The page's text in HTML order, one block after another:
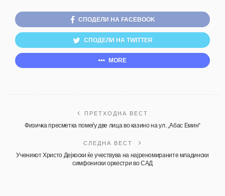
СПОДЕЛИ НА FACEBOOK
СПОДЕЛИ НА TWITTER
MORE
ПРЕТХОДНА ВЕСТ
Физичка пресметка помеѓу две лица во казино на ул. „Абас Емин“
СЛЕДНА ВЕСТ
Ученикот Христо Дејкоски ќе учествува на најреномираните младински
симфониски оркестри во САД